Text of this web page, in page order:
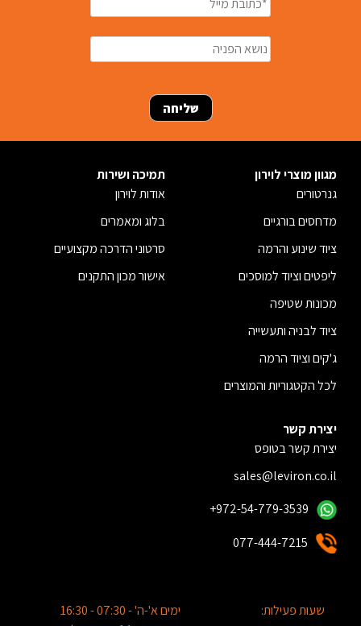
מגוון מוצרי לוירון
גנרטורים
מדחסים בורגיים
ציוד שינוע והרמה
ליפטים וציוד למוסכים
מכונות שטיפה
ציוד לבניה ותעשייה
ג'קים וציוד הרמה
לכל הקטגוריות והמוצרים
תמיכה ושירות
אודות לוירון
בלוג ומאמרים
סרטוני הדרכה מקצועיים
אישור מכון התקנים
יצירת קשר
יצירת קשר בטופס
sales@leviron.co.il
+972-54-779-3539
077-444-7215
שעות פעילות:
ימים א'-ה' - 07:30 - 16:30